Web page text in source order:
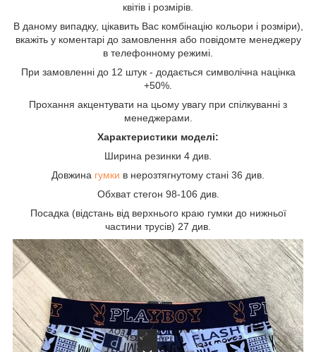
квітів і розмірів.
В даному випадку, цікавить Вас комбінацію кольори і розміри),
вкажіть у коментарі до замовлення або повідомте менеджеру
в телефонному режимі.
При замовленні до 12 штук - додається символічна націнка
+50%.
Прохання акцентувати на цьому увагу при спілкуванні з
менеджерами.
Характеристики моделі:
Ширина резинки 4 див.
Довжина гумки в нерозтягнутому стані 36 див.
Обхват стегон 98-106 див.
Посадка (відстань від верхнього краю гумки до нижньої
частини трусів) 27 див.